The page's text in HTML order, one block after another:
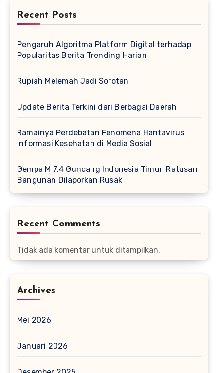
Recent Posts
Pengaruh Algoritma Platform Digital terhadap
Popularitas Berita Trending Harian
Rupiah Melemah Jadi Sorotan
Update Berita Terkini dari Berbagai Daerah
Ramainya Perdebatan Fenomena Hantavirus
Informasi Kesehatan di Media Sosial
Gempa M 7,4 Guncang Indonesia Timur, Ratusan
Bangunan Dilaporkan Rusak
Recent Comments
Tidak ada komentar untuk ditampilkan.
Archives
Mei 2026
Januari 2026